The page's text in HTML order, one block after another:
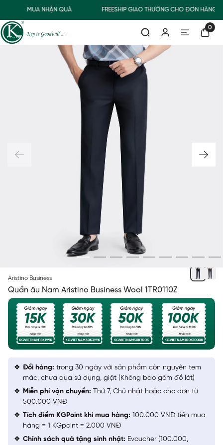
MUA NHẬN QUÀ FREESHIP GIAO THƯỜNG CHO ĐƠN HÀNG
0
Aristino Business
Quần âu Nam Aristino Business Wool 1TR0110Z
Đổi hàng: trong 30 ngày với sản phẩm còn nguyên tem
mác, chưa qua sử dụng, giặt (Không bao gồm đồ lót)
Miễn phí vận chuyển: Thứ 7, Chủ nhật hoặc cho đơn từ
500.000 VNĐ
Tích điểm KGPoint khi mua hàng: 100.000 VNĐ tiền mua
hàng = 1 KGpoint = 2.000 VNĐ
Chính sách quà tặng sinh nhật: Evoucher (100.000,